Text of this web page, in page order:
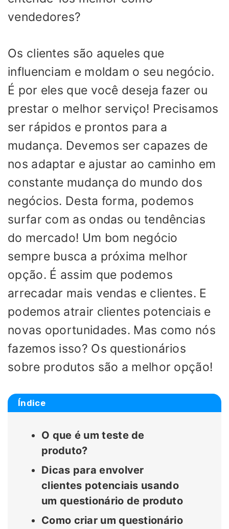
vendedores?
Os clientes são aqueles que
influenciam e moldam o seu negócio.
É por eles que você deseja fazer ou
prestar o melhor serviço! Precisamos
ser rápidos e prontos para a
mudança. Devemos ser capazes de
nos adaptar e ajustar ao caminho em
constante mudança do mundo dos
negócios. Desta forma, podemos
surfar com as ondas ou tendências
do mercado! Um bom negócio
sempre busca a próxima melhor
opção. É assim que podemos
arrecadar mais vendas e clientes. E
podemos atrair clientes potenciais e
novas oportunidades. Mas como nós
fazemos isso? Os questionários
sobre produtos são a melhor opção!
Índice
O que é um teste de
produto?
Dicas para envolver
clientes potenciais usando
um questionário de produto
Como criar um questionário